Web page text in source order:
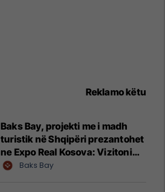
Reklamo këtu
Baks Bay, projekti me i madh
turistik në Shqipëri prezantohet
ne Expo Real Kosova: Vizitoni
shtandin dhe zbuloni
Baks Bay